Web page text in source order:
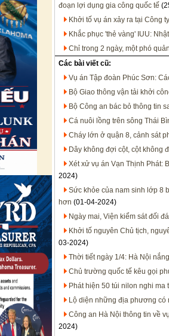
đoạn lợi dụng gia công quốc tế
Khởi tố vụ án xảy ra tại Công
Khắc phục 'thẻ vàng' IUU:
Chỉ trong 2 ngày, một phó
Các bài viết cũ:
Vụ án Tập đoàn Phúc Sơn:
Bộ Giao thông vận tải khởi
Bộ Công an bác bỏ thông tin
Cá nuôi lồng trên sông Thái
Cháy lớn ở quận 8, cảnh sát
Dây không đợi cột, cột không
Xét xử vụ án Vạn Thịnh Phát:
2024)
Sức khỏe của nam sinh lớp 8
hơn (01-04-2024)
Ngày mai, Viện kiểm sát đối
Khởi tố nguyên Chủ tịch,
03-2024)
Thời tiết ngày 1/4: Hà Nội
Chủ trường quốc tế kêu gọi
Phát hiện 50 túi nilon nghi
Lộ diện những địa phương
Công an Hà Nội thông tin về
2024)